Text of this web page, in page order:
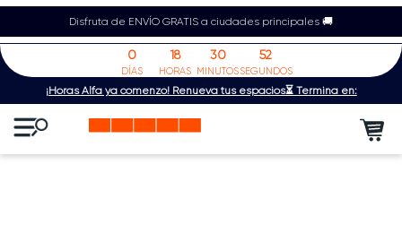
Disfruta de ENVÍO GRATIS a ciudades principales 🚚
¡Horas Alfa ya comenzó! Renueva tus espacios⏳ Termina en:
0
DÍAS
18
HORAS
30
MINUTOS
52
SEGUNDOS